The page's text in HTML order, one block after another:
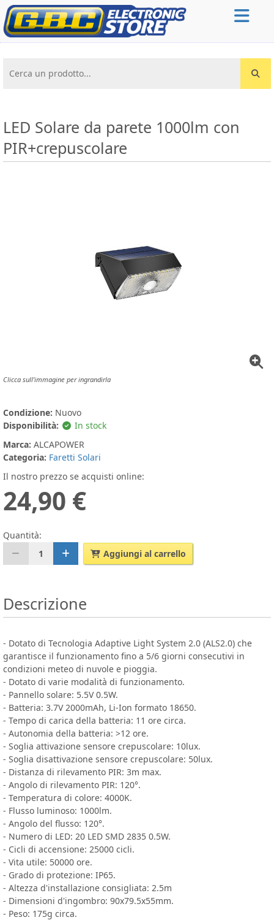
Cerca un prodotto...
LED Solare da parete 1000lm con
PIR+crepuscolare
Clicca sull'immagine per ingrandirla
Condizione: Nuovo
Disponibilità:
In stock
Marca: ALCAPOWER
Categoria: Faretti Solari
Il nostro prezzo se acquisti online:
24,90 €
Quantità:
1
Aggiungi al carrello
Descrizione
- Dotato di Tecnologia Adaptive Light System 2.0 (ALS2.0) che
garantisce il funzionamento fino a 5/6 giorni consecutivi in
condizioni meteo di nuvole e pioggia.
- Dotato di varie modalità di funzionamento.
- Pannello solare: 5.5V 0.5W.
- Batteria: 3.7V 2000mAh, Li-Ion formato 18650.
- Tempo di carica della batteria: 11 ore circa.
- Autonomia della batteria: >12 ore.
- Soglia attivazione sensore crepuscolare: 10lux.
- Soglia disattivazione sensore crepuscolare: 50lux.
- Distanza di rilevamento PIR: 3m max.
- Angolo di rilevamento PIR: 120°.
- Temperatura di colore: 4000K.
- Flusso luminoso: 1000lm.
- Angolo del flusso: 120°.
- Numero di LED: 20 LED SMD 2835 0.5W.
- Cicli di accensione: 25000 cicli.
- Vita utile: 50000 ore.
- Grado di protezione: IP65.
- Altezza d'installazione consigliata: 2.5m
- Dimensioni d'ingombro: 90x79.5x55mm.
- Peso: 175g circa.